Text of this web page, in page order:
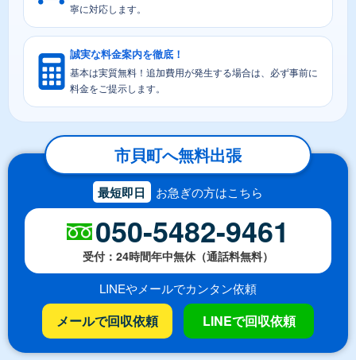
寧に対応します。
誠実な料金案内を徹底！
基本は実質無料！追加費用が発生する場合は、必ず事前に
料金をご提示します。
市貝町へ無料出張
最短即日 お急ぎの方はこちら
050-5482-9461
受付：24時間年中無休（通話料無料）
LINEやメールでカンタン依頼
メールで回収依頼 LINEで回収依頼